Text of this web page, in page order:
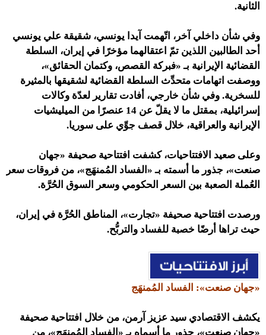
الثانية.
وفي شأن داخلي آخر، اتّهمت آيدا يونسي، شقيقة علي يونسي
أحد الطالبين اللذين تمّ اعتقالهما مؤخرًا في إيران، السلطة
القضائية الإيرانية بـ «فبركة القصص، وكتمان الحقائق»،
ووصفت اتهامات متحدِّث السلطة القضائية لشقيقها بالمثيرة
للسخرية. وفي شأن خارجي، أفادت تقارير لعدّة وكالات
إسرائيلية، بمقتل ما لا يقلّ عن 14 عنصرًا من الميليشيات
الإيرانية والعراقية، خلال قصف جوِّي على سوريا.
وعلى صعيد الافتتاحيات، كشفت افتتاحية صحيفة «جهان
صنعت»، جذور ما أسمته بـ «الفساد المُمنهَج»، من فروقات سعر
العُملة الصعبة بين السعر الحكومي وسعر السوق الحُرَّة.
ورصدت افتتاحية صحيفة «تجارت»، المناطق الحُرَّة في إيران،
حيث تراها أرضًا خصبة للفساد والتربُّح.
«جهان صنعت»: الفساد المُمنهَج
يكشف الاقتصادي سيد عزيز آرمن، من خلال افتتاحية صحيفة
«جهان صنعت»، جذور ما أسماه بـ «الفساد المُمنهَج»، من